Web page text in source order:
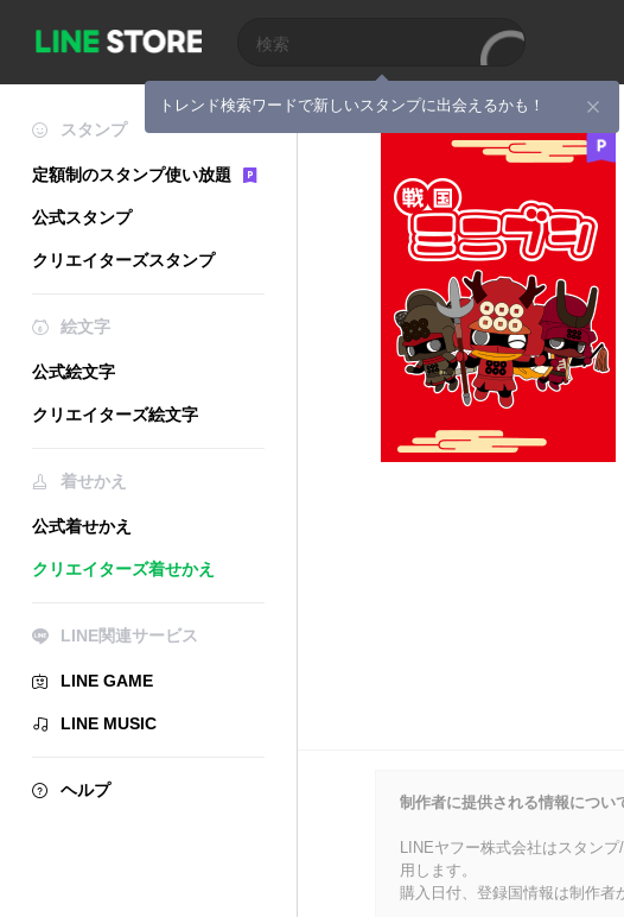
トレンド検索ワードで新しいスタンプに出会えるかも！
スタンプ
定額制のスタンプ使い放題
公式スタンプ
クリエイターズスタンプ
絵文字
公式絵文字
クリエイターズ絵文字
着せかえ
公式着せかえ
クリエイターズ着せかえ
LINE関連サービス
LINE GAME
LINE MUSIC
ヘルプ
制作者に提供される情報につい
LINEヤフー株式会社はスタン
用します。
購入日付、登録国情報は制作者